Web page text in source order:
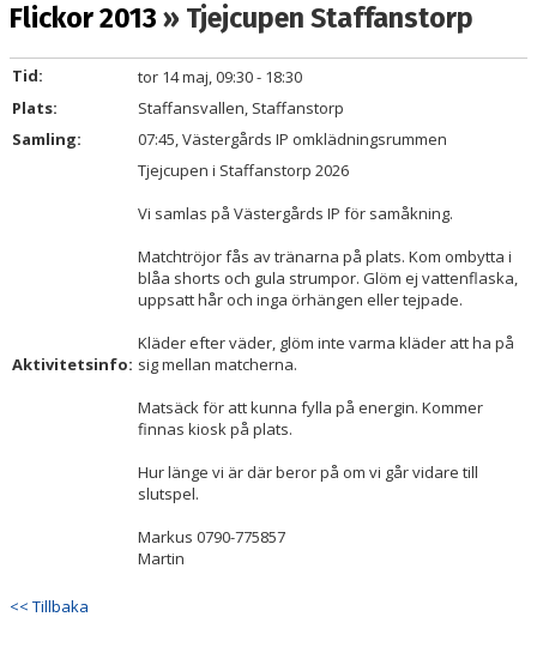
DOKUMENT
Flickor 2013 » Tjejcupen Staffanstorp
Tid:
tor 14 maj, 09:30 - 18:30
Plats:
Staffansvallen, Staffanstorp
Samling:
07:45, Västergårds IP omklädningsrummen
Aktivitetsinfo:
Tjejcupen i Staffanstorp 2026
Vi samlas på Västergårds IP för samåkning.
Matchtröjor fås av tränarna på plats. Kom ombytta i
blåa shorts och gula strumpor. Glöm ej vattenflaska,
uppsatt hår och inga örhängen eller tejpade.
Kläder efter väder, glöm inte varma kläder att ha på
sig mellan matcherna.
Matsäck för att kunna fylla på energin. Kommer
finnas kiosk på plats.
Hur länge vi är där beror på om vi går vidare till
slutspel.
Markus 0790-775857
Martin
<< Tillbaka